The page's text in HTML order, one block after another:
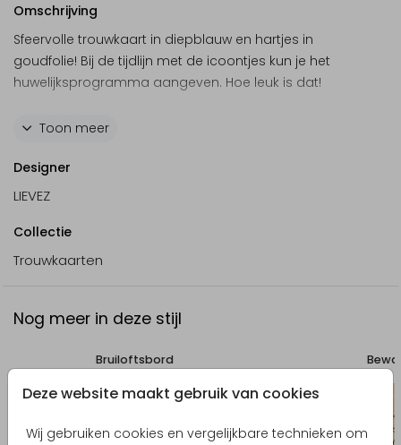
Deze website maakt gebruik van cookies
Wij gebruiken cookies en vergelijkbare technieken om
Omschrijving
Sfeervolle trouwkaart in diepblauw en hartjes in
goudfolie! Bij de tijdlijn met de icoontjes kun je het
huwelijksprogramma aangeven. Hoe leuk is dat!
Trouwkaart zonder folie
Staande trouwkaart
Toon meer
Designer
LIEVEZ
Collectie
Trouwkaarten
Nog meer in deze stijl
Bruiloftsbord